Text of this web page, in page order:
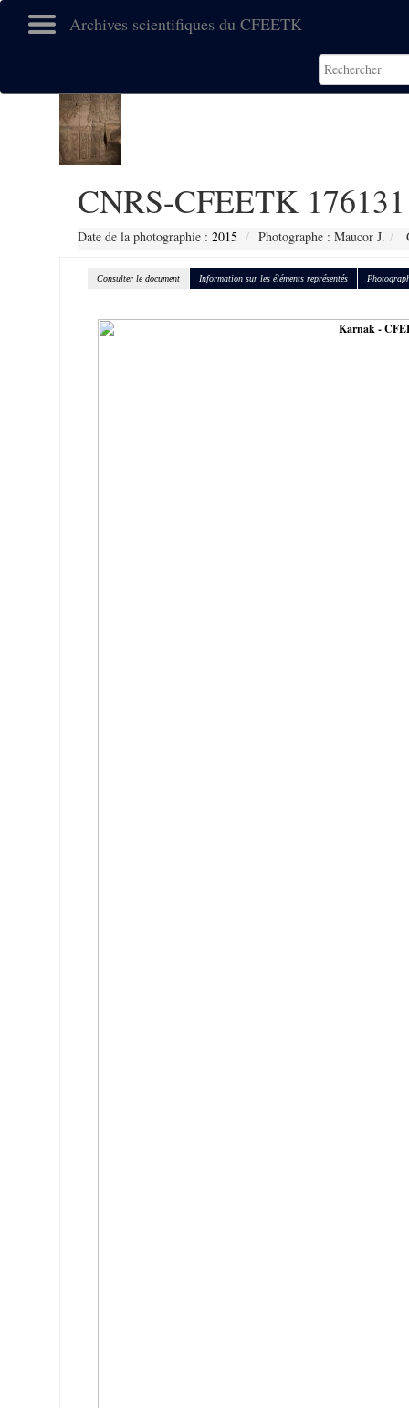
Archives scientifiques du CFEETK
CNRS-CFEETK 176131
Date de la photographie : 2015 Photographe : Maucor J.
Consulter le document Information sur les éléments représentés